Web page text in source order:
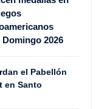
Domingo 2026
el Pabellón
en Santo